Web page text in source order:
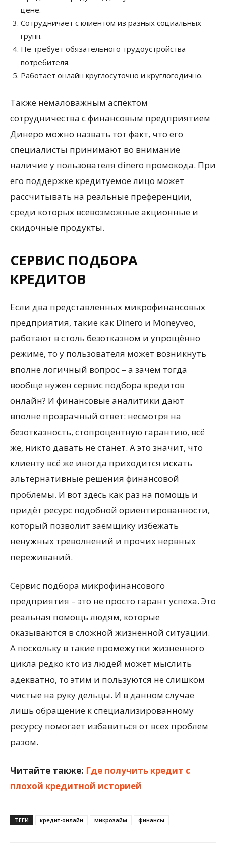
цене.
Сотрудничает с клиентом из разных социальных
групп.
Не требует обязательного трудоустройства
потребителя.
Работает онлайн круглосуточно и круглогодично.
Также немаловажным аспектом
сотрудничества с финансовым предприятием
Динеро можно назвать тот факт, что его
специалисты принимают во внимание
наличие у пользователя dinero промокода. При
его поддержке кредитуемое лицо может
рассчитывать на реальные преференции,
среди которых всевозможные акционные и
скидочные продукты.
СЕРВИС ПОДБОРА
КРЕДИТОВ
Если два представленных микрофинансовых
предприятия, такие как Dinero и Moneyveo,
работают в столь безотказном и упрощённо
режиме, то у пользователя может возникнуть
вполне логичный вопрос – а зачем тогда
вообще нужен сервис подбора кредитов
онлайн? И финансовые аналитики дают
вполне прозрачный ответ: несмотря на
безотказность, стопроцентную гарантию, всё
же, никто давать не станет. А это значит, что
клиенту всё же иногда приходится искать
альтернативные решения финансовой
проблемы. И вот здесь как раз на помощь и
придёт ресурс подобной ориентированности,
который позволит заёмщику избежать
ненужных треволнений и прочих нервных
переживаний.
Сервис подбора микрофинансового
предприятия – это не просто гарант успеха. Это
реальная помощь людям, которые
оказываются в сложной жизненной ситуации.
А поскольку в такие промежутки жизненного
цикла редко кто из людей может мыслить
адекватно, то этим и пользуются не слишком
чистые на руку дельцы. И в данном случае
лишь обращение к специализированному
ресурсу помогает избавиться от всех проблем
разом.
Читайте также: Где получить кредит с
плохой кредитной историей
ТЕГИ кредит-онлайн микрозайм финансы